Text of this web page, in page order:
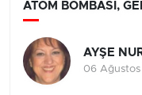
ATOM BOMBASI,
AYŞE
06